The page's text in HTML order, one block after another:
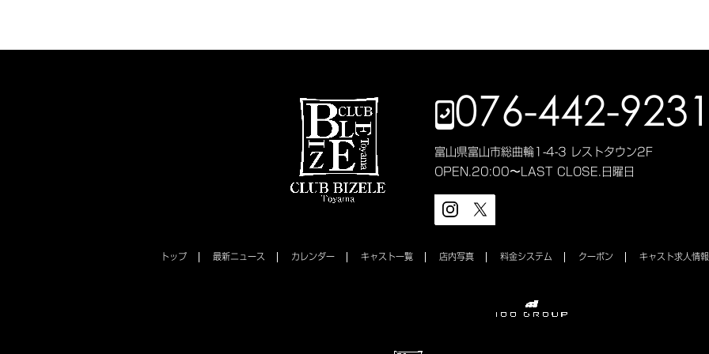
076-442-9231
富山県富山市総曲輪1-4-3 レストタウン2F
OPEN. 20:00〜LAST CLOSE. 日曜日
トップ 最新ニュース カレンダー キャスト一覧 店内写真 料金システム クーポン キャスト求人情報